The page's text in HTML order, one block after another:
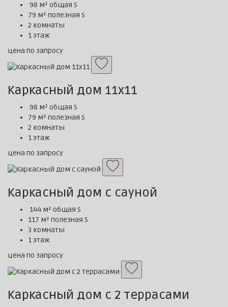
98 м² общая S
79 м² полезная S
2 комнаты
1 этаж
цена по запросу
Каркасный дом 11х11
98 м² общая S
79 м² полезная S
2 комнаты
1 этаж
цена по запросу
Каркасный дом с сауной
144 м² общая S
117 м² полезная S
3 комнаты
1 этаж
цена по запросу
Каркасный дом с 2 террасами